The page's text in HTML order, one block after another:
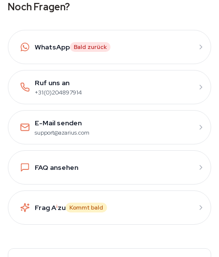
Noch Fragen?
WhatsApp Bald zurück
Ruf uns an
+31(0)204897914
E-Mail senden
support@azarius.com
FAQ ansehen
Frag Aizu Kommt bald